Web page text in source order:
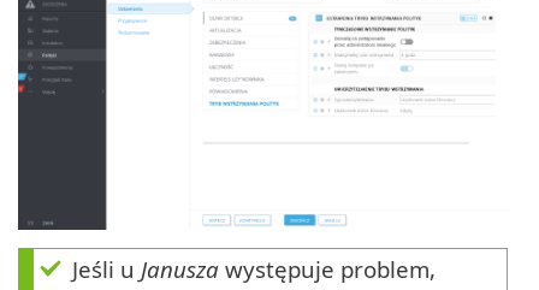
Jeśli u Janusza występuje problem,